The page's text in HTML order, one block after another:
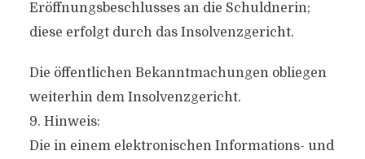
Eröffnungsbeschlusses an die Schuldnerin;
diese erfolgt durch das Insolvenzgericht.
Die öffentlichen Bekanntmachungen obliegen
weiterhin dem Insolvenzgericht.
9. Hinweis:
Die in einem elektronischen Informations- und